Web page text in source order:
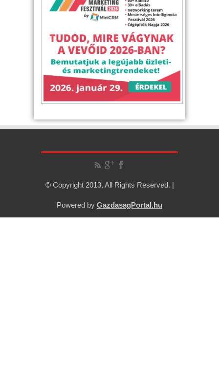
© Copyright 2013, All Rights Reserved. |
Powered by GazdasagPortal.hu